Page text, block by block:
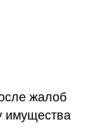
жалоб
имущества